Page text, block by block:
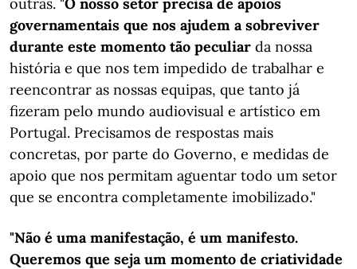
governamentais que nos ajudem a sobreviver
durante este momento tão peculiar da nossa
história e que nos tem impedido de trabalhar e
reencontrar as nossas equipas, que tanto já
fizeram pelo mundo audiovisual e artístico em
Portugal. Precisamos de respostas mais
concretas, por parte do Governo, e medidas de
apoio que nos permitam aguentar todo um setor
que se encontra completamente imobilizado."
"Não é uma manifestação, é um manifesto.
Queremos que seja um momento de criatividade